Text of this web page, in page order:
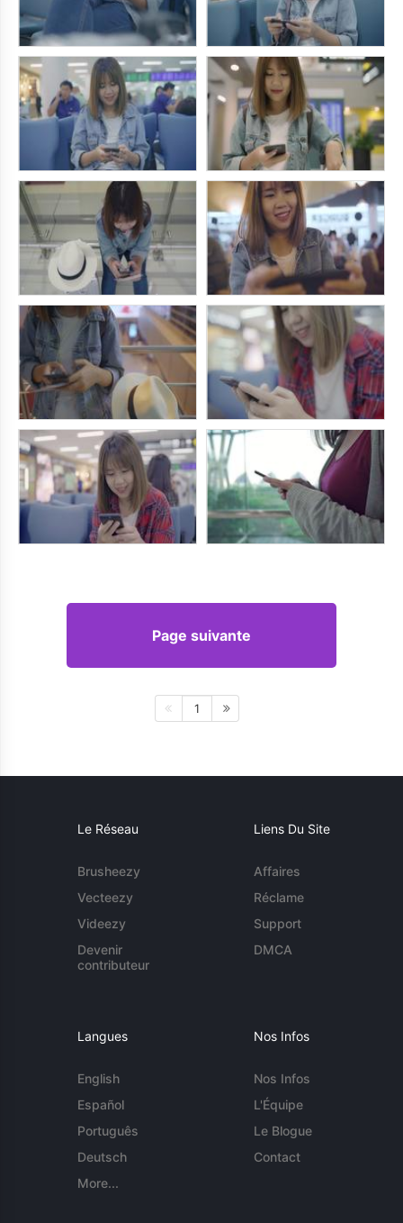
Page suivante
1
Le Réseau
Brusheezy
Vecteezy
Videezy
Devenir
contributeur
Liens Du Site
Affaires
Réclame
Support
DMCA
Langues
English
Español
Português
Deutsch
More...
Nos Infos
Nos Infos
L'Équipe
Le Blogue
Contact